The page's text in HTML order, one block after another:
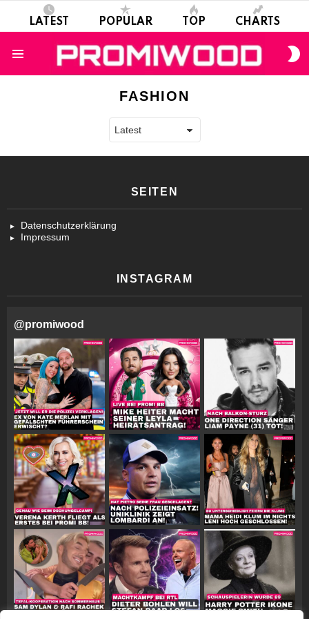
LATEST POPULAR TOP CHARTS
FASHION
SEITEN
Datenschutzerklärung
Impressum
INSTAGRAM
@promiwood